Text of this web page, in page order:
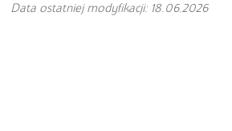
Data ostatniej modyfikacji: 18.06.2026